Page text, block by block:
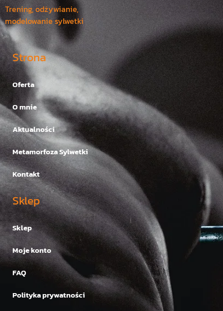
Trening, odżywianie,
modelowanie sylwetki
Strona
Oferta
O mnie
Aktualności
Metamorfoza Sylwetki
Kontakt
Sklep
Sklep
Moje konto
FAQ
Polityka prywatności